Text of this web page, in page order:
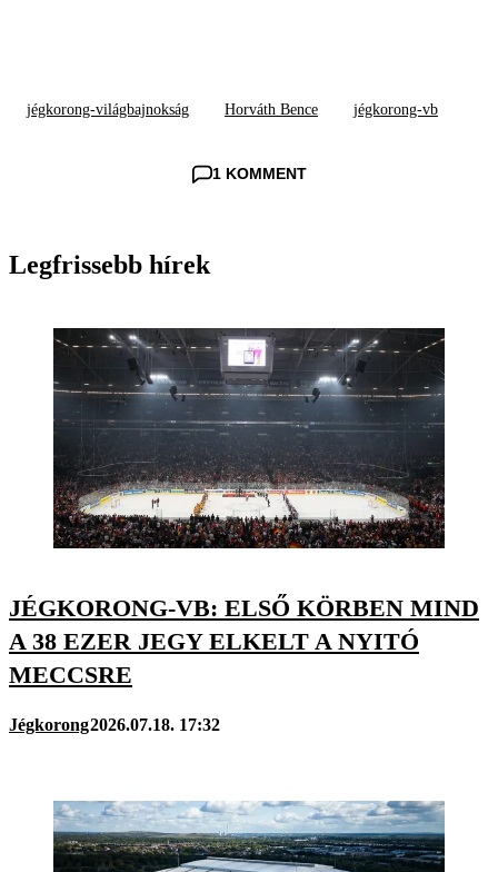
jégkorong-világbajnokság Horváth Bence jégkorong-vb
1 KOMMENT
Legfrissebb hírek
JÉGKORONG-VB: ELSŐ KÖRBEN MIND
A 38 EZER JEGY ELKELT A NYITÓ
MECCSRE
Jégkorong2026.07.18. 17:32